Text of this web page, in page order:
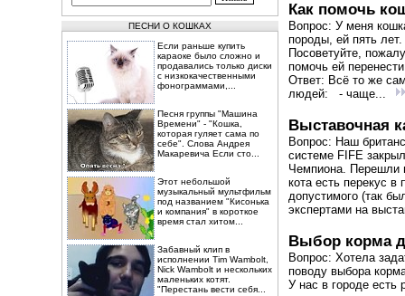
ПЕСНИ О КОШКАХ
Если раньше купить
караоке было сложно и
продавались только диски
с низкокачественными
фонограммами,...
Песня группы "Машина
Времени" - "Кошка,
которая гуляет сама по
себе". Слова Андрея
Макаревича Если сто...
Этот небольшой
музыкальный мультфильм
под названием "Кисонька
и компания" в короткое
время стал хитом...
Забавный клип в
исполнении Tim Wambolt,
Nick Wambolt и нескольких
маленьких котят.
"Перестань вести себя...
Как помочь
Вопрос: У меня
породы, ей пять лет.
Посоветуйте,
помочь ей
Ответ: Всё то же
людей: - чаще...
Выставочная
Вопрос: Наш
системе FIFE
Чемпиона.
кота есть перекус в
допустимого (так
экспертами на
Выбор корма
Вопрос: Хотела
поводу выбора
У нас в городе есть